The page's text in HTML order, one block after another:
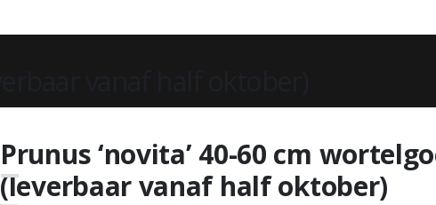
Prunus ‘novita’ 40-60 cm
(leverbaar vanaf half oktober)